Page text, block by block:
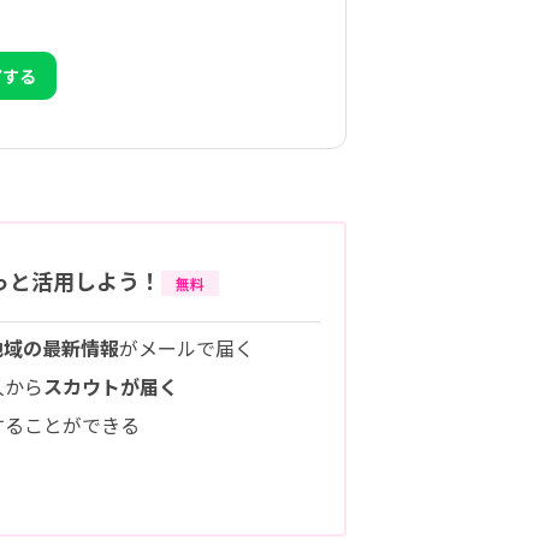
る
活用しよう！ 無料
の最新情報がメールで届く
らスカウトが届く
ことができる